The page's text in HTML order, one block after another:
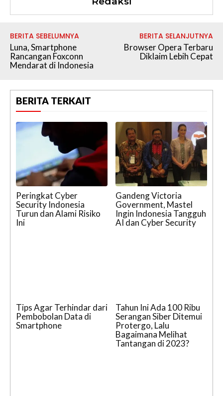
BERITA SEBELUMNYA
Luna, Smartphone
Rancangan Foxconn
Mendarat di Indonesia
BERITA SELANJUTNYA
Browser Opera Terbaru
Diklaim Lebih Cepat
BERITA TERKAIT
Peringkat Cyber
Security Indonesia
Turun dan Alami Risiko
Ini
Gandeng Victoria
Government, Mastel
Ingin Indonesia Tangguh
AI dan Cyber Security
Tips Agar Terhindar dari
Pembobolan Data di
Smartphone
Tahun Ini Ada 100 Ribu
Serangan Siber Ditemui
Protergo, Lalu
Bagaimana Melihat
Tantangan di 2023?